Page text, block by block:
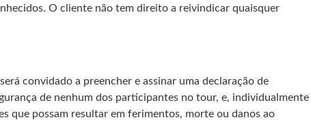
O cliente não tem direito a reivindicar quaisquer
convidado a preencher e assinar uma declaração de
de nenhum dos participantes no tour, e, individualmente
que possam resultar em ferimentos, morte ou danos ao